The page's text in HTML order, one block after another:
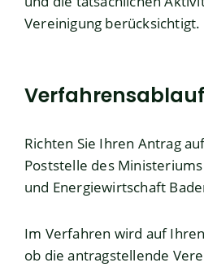
Vereinigung berücksichtigt.
Verfahrensablauf
Richten Sie Ihren Antrag
Poststelle des
und Energiewirtschaft
Im Verfahren wird auf
ob die antragstellende